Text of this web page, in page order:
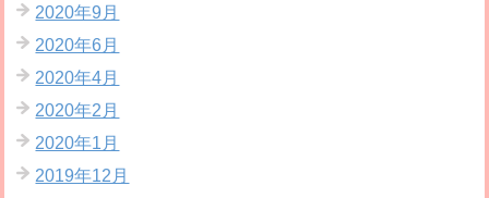
2020年9月
2020年6月
2020年4月
2020年2月
2020年1月
2019年12月